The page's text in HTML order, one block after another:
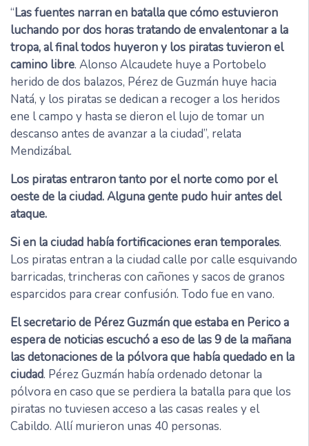
“Las fuentes narran en batalla que cómo estuvieron
luchando por dos horas tratando de envalentonar a la
tropa, al final todos huyeron y los piratas tuvieron el
camino libre. Alonso Alcaudete huye a Portobelo
herido de dos balazos, Pérez de Guzmán huye hacia
Natá, y los piratas se dedican a recoger a los heridos
ene l campo y hasta se dieron el lujo de tomar un
descanso antes de avanzar a la ciudad”, relata
Mendizábal.
Los piratas entraron tanto por el norte como por el
oeste de la ciudad. Alguna gente pudo huir antes del
ataque.
Si en la ciudad había fortificaciones eran temporales.
Los piratas entran a la ciudad calle por calle esquivando
barricadas, trincheras con cañones y sacos de granos
esparcidos para crear confusión. Todo fue en vano.
El secretario de Pérez Guzmán que estaba en Perico a
espera de noticias escuchó a eso de las 9 de la mañana
las detonaciones de la pólvora que había quedado en la
ciudad. Pérez Guzmán había ordenado detonar la
pólvora en caso que se perdiera la batalla para que los
piratas no tuviesen acceso a las casas reales y el
Cabildo. Allí murieron unas 40 personas.